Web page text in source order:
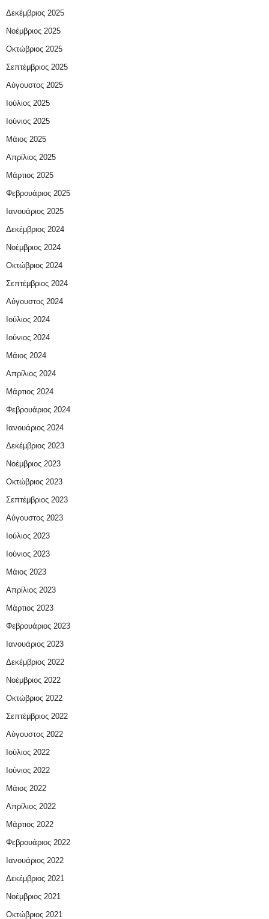
Δεκέμβριος 2025
Νοέμβριος 2025
Οκτώβριος 2025
Σεπτέμβριος 2025
Αύγουστος 2025
Ιούλιος 2025
Ιούνιος 2025
Μάιος 2025
Απρίλιος 2025
Μάρτιος 2025
Φεβρουάριος 2025
Ιανουάριος 2025
Δεκέμβριος 2024
Νοέμβριος 2024
Οκτώβριος 2024
Σεπτέμβριος 2024
Αύγουστος 2024
Ιούλιος 2024
Ιούνιος 2024
Μάιος 2024
Απρίλιος 2024
Μάρτιος 2024
Φεβρουάριος 2024
Ιανουάριος 2024
Δεκέμβριος 2023
Νοέμβριος 2023
Οκτώβριος 2023
Σεπτέμβριος 2023
Αύγουστος 2023
Ιούλιος 2023
Ιούνιος 2023
Μάιος 2023
Απρίλιος 2023
Μάρτιος 2023
Φεβρουάριος 2023
Ιανουάριος 2023
Δεκέμβριος 2022
Νοέμβριος 2022
Οκτώβριος 2022
Σεπτέμβριος 2022
Αύγουστος 2022
Ιούλιος 2022
Ιούνιος 2022
Μάιος 2022
Απρίλιος 2022
Μάρτιος 2022
Φεβρουάριος 2022
Ιανουάριος 2022
Δεκέμβριος 2021
Νοέμβριος 2021
Οκτώβριος 2021